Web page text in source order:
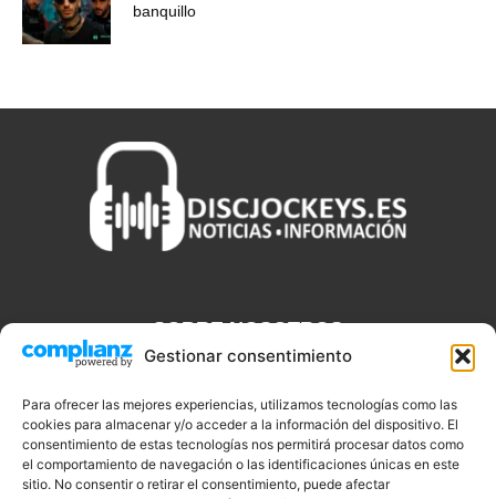
Gestionar consentimiento
Para ofrecer las mejores experiencias, utilizamos tecnologías como las
cookies para almacenar y/o acceder a la información del dispositivo. El
consentimiento de estas tecnologías nos permitirá procesar datos como
el comportamiento de navegación o las identificaciones únicas en este
sitio. No consentir o retirar el consentimiento, puede afectar
banquillo
SOBRE NOSOTROS
que necesitas saber sobre noticias, novedades, tecnologías y
aplicaciones que te ayudaran a ser un mejor Djs.